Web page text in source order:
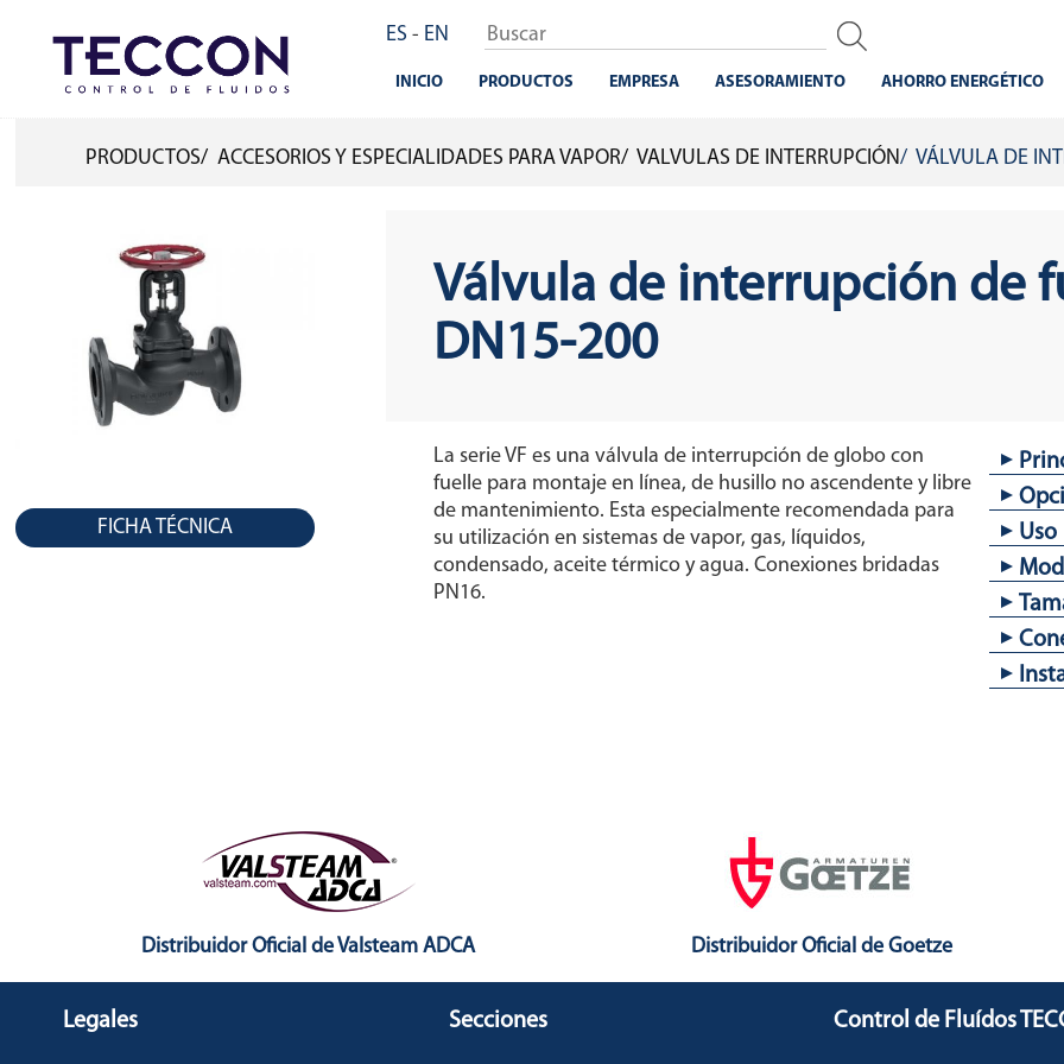
principal
ES - EN
INICIO PRODUCTOS EMPRESA ASESORAMIENTO AHORRO ENERGÉTICO
NAVEGACIÓN
PRODUCTOS ACCESORIOS Y ESPECIALIDADES PARA VAPOR VALVULAS DE INTERRUPCIÓN VÁLVULA DE
FICHA TÉCNICA
Válvula de interrupción de
DN15-200
La serie VF es una válvula de interrupción de globo con
fuelle para montaje en línea, de husillo no ascendente y libre
de mantenimiento. Esta especialmente recomendada para
su utilización en sistemas de vapor, gas, líquidos,
condensado, aceite térmico y agua. Conexiones bridadas
PN16.
Uso
DN
Distribuidor Oficial de Valsteam ADCA Distribuidor Oficial de Goetze
Legales Secciones Control de Fluídos